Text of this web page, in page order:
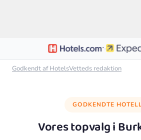
·
Godkendt af HotelsVetteds redaktion
GODKENDTE
Vores topvalg i